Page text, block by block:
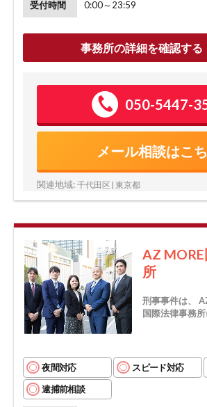
受付時間 0:00～23:59
事務所の詳細を確認する
050-5447-
メール相談はこ
関連地域: 千代田区 | 東京都
AZ
所
刑事事件は、
国際法律事務所
夜間対応 スピード対応
逮捕前相談